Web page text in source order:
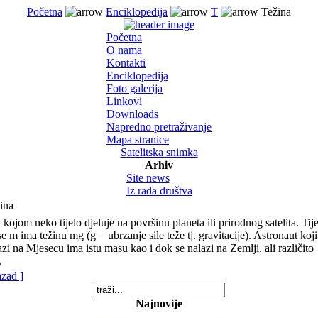
Početna Enciklopedija T Težina
Početna
O nama
Kontakti
Enciklopedija
Foto galerija
Linkovi
Downloads
Napredno pretraživanje
Mapa stranice
Satelitska snimka
Arhiv
Site news
Iz rada društva
kojom neko tijelo djeluje na površinu planeta ili prirodnog satelita.
m ima težinu mg (g = ubrzanje sile teže tj. gravitacije). Astronaut koji
na Mjesecu ima istu masu kao i dok se nalazi na Zemlji, ali različito
]
Najnovije